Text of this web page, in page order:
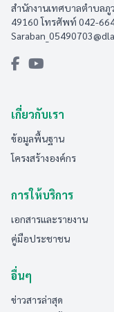
สำนักงานเทศบาลตำบลภู
49160 โทรศัพท์ 042-
เกี่ยวกับเรา
ข้อมูลพื้นฐาน
โครงสร้างองค์กร
การให้บริการ
เอกสารและรายงาน
คู่มือประชาชน
อื่นๆ
ข่าวสารล่าสุด